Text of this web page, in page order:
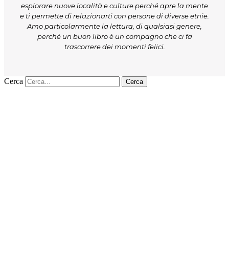
esplorare nuove località e culture perché apre la mente
e ti permette di relazionarti con persone di diverse etnie.
Amo particolarmente la lettura, di qualsiasi genere,
perché un buon libro è un compagno che ci fa
trascorrere dei momenti felici.
Cerca Cerca